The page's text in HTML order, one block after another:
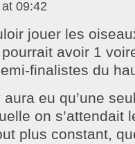
09:42
jouer les
avoir 1
finalistes du
aura eu qu’une
on s’attendait
plus constant,